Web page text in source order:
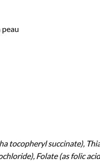
peau
tocopheryl succinate),
Folate (as folic